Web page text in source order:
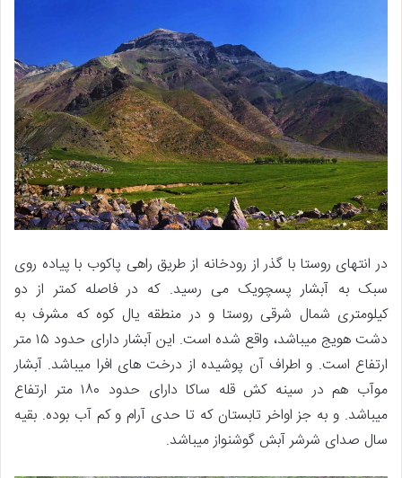
در انتهای روستا با گذر از رودخانه از طریق راهی پاکوب با پیاده روی
سبک به آبشار پسچویک می رسید. که در فاصله کمتر از دو
کیلومتری شمال شرقی روستا و در منطقه یال کوه که مشرف به
دشت هویج میباشد، واقع شده است. این آبشار دارای حدود ۱۵ متر
ارتفاع است. و اطراف آن پوشیده از درخت های افرا میباشد. آبشار
موآب هم در سینه کش قله ساکا دارای حدود ۱۸۰ متر ارتفاع
میباشد. و به جز اواخر تابستان که تا حدی آرام و کم آب بوده. بقیه
سال صدای شرشر آبش گوشنواز میباشد.